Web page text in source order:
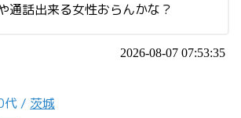
通話出来る女性おらんかな？
2026-08-07 07:53:35
代 / 茨城